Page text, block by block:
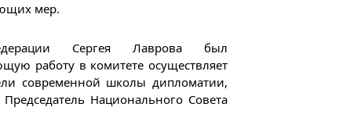
мер.
Сергея Лаврова был
работу в комитете осуществляет
современной школы дипломатии,
Национального Совета